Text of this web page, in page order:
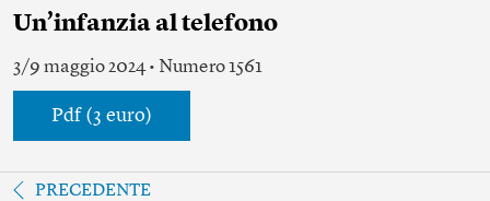
Un’infanzia al telefono
3/9 maggio 2024 • Numero 1561
Pdf (3 euro)
PRECEDENTE